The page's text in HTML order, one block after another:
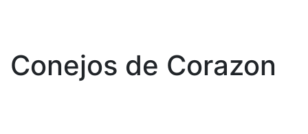
Conejos de Corazon